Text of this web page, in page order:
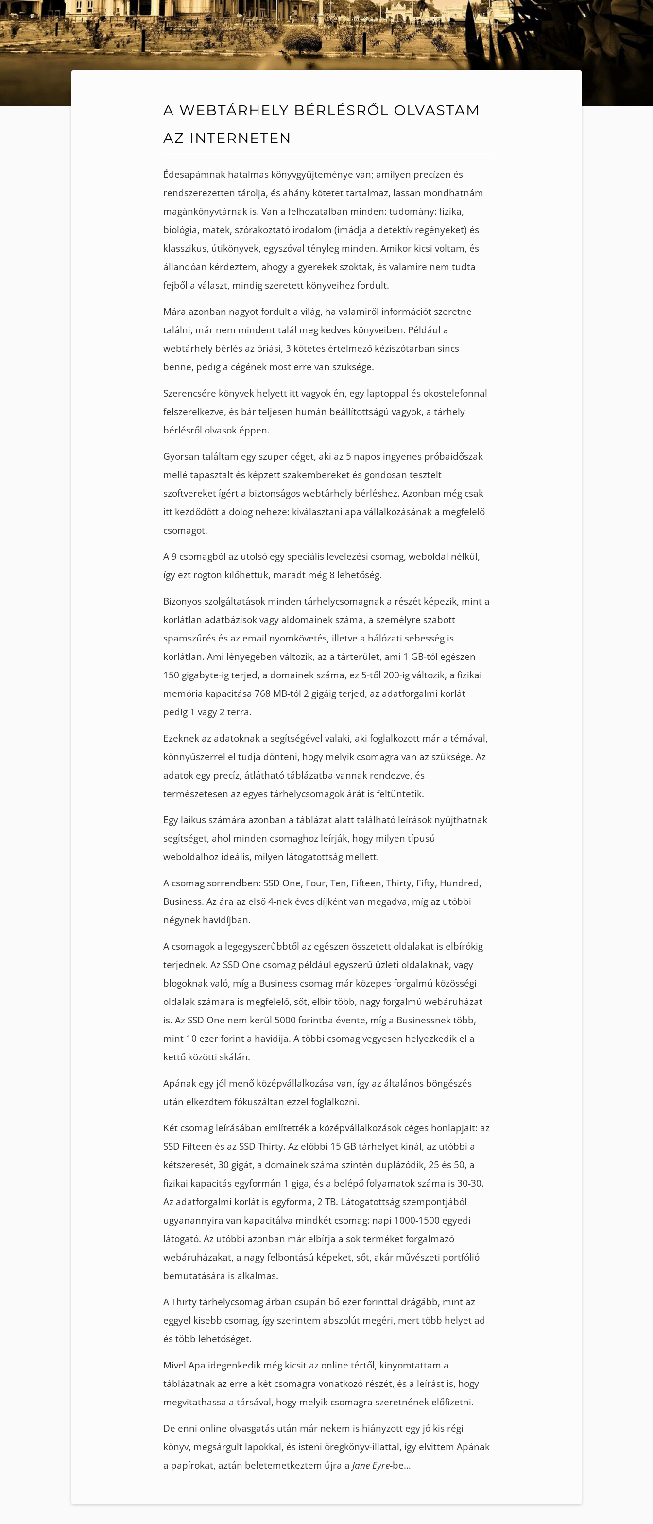
A WEBTÁRHELY BÉRLÉSRŐL OLVASTAM
AZ INTERNETEN
Édesapámnak hatalmas könyvgyűjteménye van; amilyen precízen és
rendszerezetten tárolja, és ahány kötetet tartalmaz, lassan mondhatnám
magánkönyvtárnak is. Van a felhozatalban minden: tudomány: fizika,
biológia, matek, szórakoztató irodalom (imádja a detektív regényeket) és
klasszikus, útikönyvek, egyszóval tényleg minden. Amikor kicsi voltam, és
állandóan kérdeztem, ahogy a gyerekek szoktak, és valamire nem tudta
fejből a választ, mindig szeretett könyveihez fordult.
Mára azonban nagyot fordult a világ, ha valamiről információt szeretne
találni, már nem mindent talál meg kedves könyveiben. Például a
webtárhely bérlés az óriási, 3 kötetes értelmező kéziszótárban sincs
benne, pedig a cégének most erre van szüksége.
Szerencsére könyvek helyett itt vagyok én, egy laptoppal és okostelefonnal
felszerelkezve, és bár teljesen humán beállítottságú vagyok, a tárhely
bérlésről olvasok éppen.
Gyorsan találtam egy szuper céget, aki az 5 napos ingyenes próbaidőszak
mellé tapasztalt és képzett szakembereket és gondosan tesztelt
szoftvereket ígért a biztonságos webtárhely bérléshez. Azonban még csak
itt kezdődött a dolog neheze: kiválasztani apa vállalkozásának a megfelelő
csomagot.
A 9 csomagból az utolsó egy speciális levelezési csomag, weboldal nélkül,
így ezt rögtön kilőhettük, maradt még 8 lehetőség.
Bizonyos szolgáltatások minden tárhelycsomagnak a részét képezik, mint a
korlátlan adatbázisok vagy aldomainek száma, a személyre szabott
spamszűrés és az email nyomkövetés, illetve a hálózati sebesség is
korlátlan. Ami lényegében változik, az a tárterület, ami 1 GB-tól egészen
150 gigabyte-ig terjed, a domainek száma, ez 5-től 200-ig változik, a fizikai
memória kapacitása 768 MB-tól 2 gigáig terjed, az adatforgalmi korlát
pedig 1 vagy 2 terra.
Ezeknek az adatoknak a segítségével valaki, aki foglalkozott már a témával,
könnyűszerrel el tudja dönteni, hogy melyik csomagra van az szüksége. Az
adatok egy precíz, átlátható táblázatba vannak rendezve, és
természetesen az egyes tárhelycsomagok árát is feltüntetik.
Egy laikus számára azonban a táblázat alatt található leírások nyújthatnak
segítséget, ahol minden csomaghoz leírják, hogy milyen típusú
weboldalhoz ideális, milyen látogatottság mellett.
A csomag sorrendben: SSD One, Four, Ten, Fifteen, Thirty, Fifty, Hundred,
Business. Az ára az első 4-nek éves díjként van megadva, míg az utóbbi
négynek havidíjban.
A csomagok a legegyszerűbbtől az egészen összetett oldalakat is elbírókig
terjednek. Az SSD One csomag például egyszerű üzleti oldalaknak, vagy
blogoknak való, míg a Business csomag már közepes forgalmú közösségi
oldalak számára is megfelelő, sőt, elbír több, nagy forgalmú webáruházat
is. Az SSD One nem kerül 5000 forintba évente, míg a Businessnek több,
mint 10 ezer forint a havidíja. A többi csomag vegyesen helyezkedik el a
kettő közötti skálán.
Apának egy jól menő középvállalkozása van, így az általános böngészés
után elkezdtem fókuszáltan ezzel foglalkozni.
Két csomag leírásában említették a középvállalkozások céges honlapjait: az
SSD Fifteen és az SSD Thirty. Az előbbi 15 GB tárhelyet kínál, az utóbbi a
kétszeresét, 30 gigát, a domainek száma szintén duplázódik, 25 és 50, a
fizikai kapacitás egyformán 1 giga, és a belépő folyamatok száma is 30-30.
Az adatforgalmi korlát is egyforma, 2 TB. Látogatottság szempontjából
ugyanannyira van kapacitálva mindkét csomag: napi 1000-1500 egyedi
látogató. Az utóbbi azonban már elbírja a sok terméket forgalmazó
webáruházakat, a nagy felbontású képeket, sőt, akár művészeti portfólió
bemutatására is alkalmas.
A Thirty tárhelycsomag árban csupán bő ezer forinttal drágább, mint az
eggyel kisebb csomag, így szerintem abszolút megéri, mert több helyet ad
és több lehetőséget.
Mivel Apa idegenkedik még kicsit az online tértől, kinyomtattam a
táblázatnak az erre a két csomagra vonatkozó részét, és a leírást is, hogy
megvitathassa a társával, hogy melyik csomagra szeretnének előfizetni.
De enni online olvasgatás után már nekem is hiányzott egy jó kis régi
könyv, megsárgult lapokkal, és isteni öregkönyv-illattal, így elvittem Apának
a papírokat, aztán beletemetkeztem újra a Jane Eyre-be…